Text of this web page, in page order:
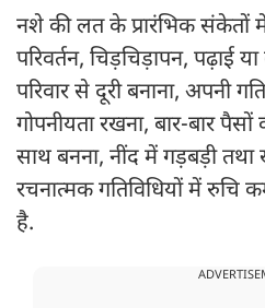
नशे की लत के प्रारंभिक संकेतों
परिवर्तन, चिड़चिड़ापन, पढ़ाई
परिवार से दूरी बनाना, अपनी
गोपनीयता रखना, बार-बार पैसों
साथ बनना, नींद में गड़बड़ी
रचनात्मक गतिविधियों में रुचि
है.